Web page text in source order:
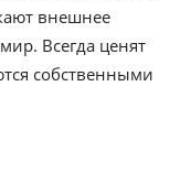
внешнее
Всегда ценят
собственными